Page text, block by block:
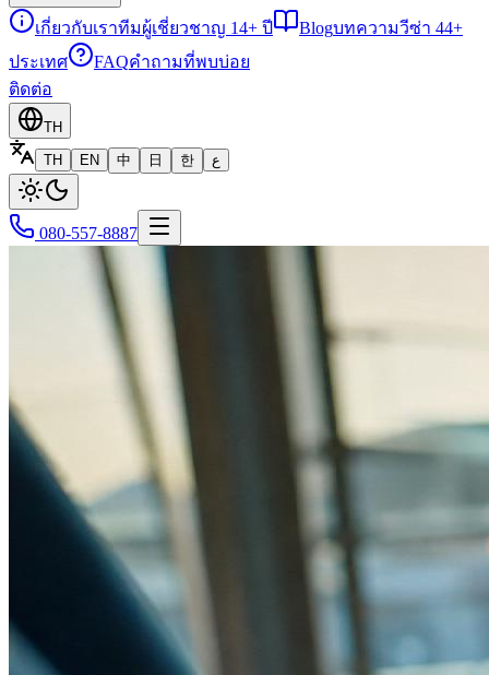
เกี่ยวกับเราทีมผู้เชี่ยวชาญ 14+ ปี Blogบทความวีซ่า 44+
ประเทศ
FAQคำถามที่พบบ่อย
ติดต่อ
TH
TH
EN 中 日 한 ع
080-557-8887